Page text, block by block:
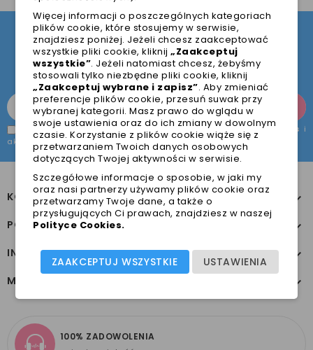
DOŁĄCZ DO NASZEGO NEWSLETTERA!
Pamiętaj, że w każdej chwili możesz zrezygnować z
subskrypcji.
Zapoznałem/łam się z treściąPolityki prywatności & Cookies i
akceptuję jej treść. *
KONTAKT Z NAMI 
POMOC 
INFORMACJE 
MOJE KONTO 
100% ZADOWOLENIA
Więcej informacji o poszczególnych kategoriach
plików cookie, które stosujemy w serwisie,
znajdziesz poniżej. Jeżeli chcesz zaakceptować
wszystkie pliki cookie, kliknij„Zaakceptuj
wszystkie”. Jeżeli natomiast chcesz, żebyśmy
stosowali tylko niezbędne pliki cookie, kliknij
„Zaakceptuj wybrane i zapisz”. Aby zmieniać
preferencje plików cookie, przesuń suwak przy
wybranej kategorii. Masz prawo do wglądu w
swoje ustawienia oraz do ich zmiany w dowolnym
czasie. Korzystanie z plików cookie wiąże się z
przetwarzaniem Twoich danych osobowych
dotyczących Twojej aktywności w serwisie.
Szczegółowe informacje o sposobie, w jaki my
oraz nasi partnerzy używamy plików cookie oraz
przetwarzamy Twoje dane, a także o
przysługujących Ci prawach, znajdziesz w naszej
Polityce Cookies.
USTAWIENIA
ZAAKCEPTUJ WSZYSTKIE